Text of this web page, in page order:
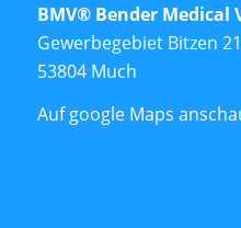
BMV® Bender Medical
Gewerbegebiet Bitzen
53804 Much
Auf google Maps